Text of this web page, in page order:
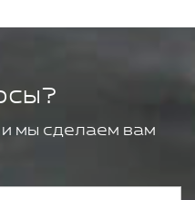
мы сделаем вам